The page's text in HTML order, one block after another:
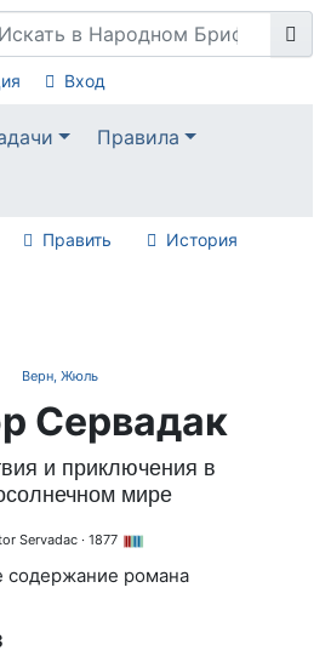
Вход
Правила
Править История
Верн, Жюль
Сервадак
и приключения в
мире
Servadac · 1877
содержание романа